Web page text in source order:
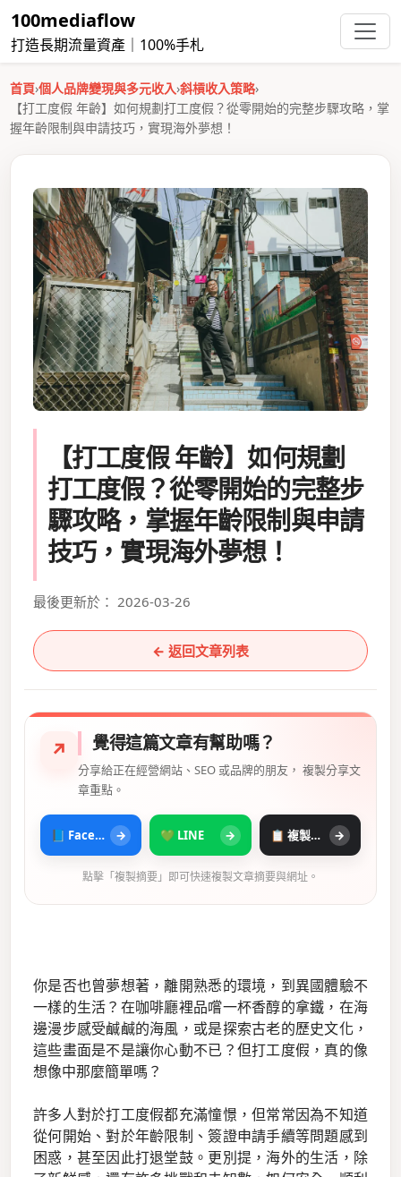
100mediaflow
打造長期流量資產｜100%手札
首頁›個人品牌變現與多元收入›斜槓收入策略›
【打工度假 年齡】如何規劃打工度假？從零開始的完整步驟攻略，掌
握年齡限制與申請技巧，實現海外夢想！
【打工度假 年齡】如何規劃
打工度假？從零開始的完整步
驟攻略，掌握年齡限制與申請
技巧，實現海外夢想！
最後更新於： 2026-03-26
← 返回文章列表
↗ 覺得這篇文章有幫助嗎？
分享給正在經營網站、SEO 或品牌的朋友， 複製分享文
章重點。
📘 Facebook → 💚 LINE → 📋 複製摘要 →
點擊「複製摘要」即可快速複製文章摘要與網址。
你是否也曾夢想著，離開熟悉的環境，到異國體驗不
一樣的生活？在咖啡廳裡品嚐一杯香醇的拿鐵，在海
邊漫步感受鹹鹹的海風，或是探索古老的歷史文化，
這些畫面是不是讓你心動不已？但打工度假，真的像
想像中那麼簡單嗎？
許多人對於打工度假都充滿憧憬，但常常因為不知道
從何開始、對於年齡限制、簽證申請手續等問題感到
困惑，甚至因此打退堂鼓。更別提，海外的生活，除